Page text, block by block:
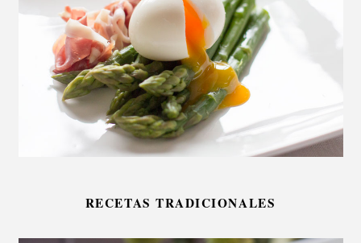
RECETAS TRADICIONALES